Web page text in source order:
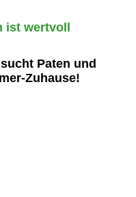
ist wertvoll
Paten und
Zuhause!